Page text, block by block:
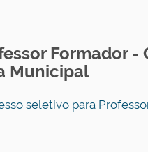
Formador -
Municipal
seletivo para